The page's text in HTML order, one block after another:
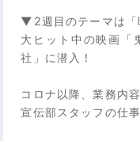
▼2週目のテーマは「
大ヒット中の映画「
社」に潜入！
コロナ以降、業務内
宣伝部スタッフの仕